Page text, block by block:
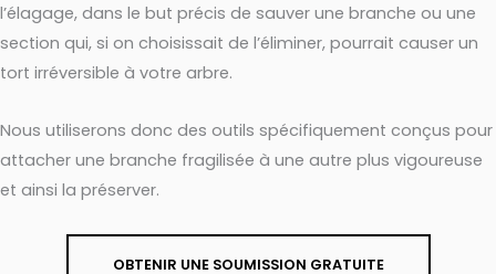
l’élagage, dans le but précis de sauver une branche ou une
section qui, si on choisissait de l’éliminer, pourrait causer un
tort irréversible à votre arbre.
Nous utiliserons donc des outils spécifiquement conçus pour
attacher une branche fragilisée à une autre plus vigoureuse
et ainsi la préserver.
OBTENIR UNE SOUMISSION GRATUITE